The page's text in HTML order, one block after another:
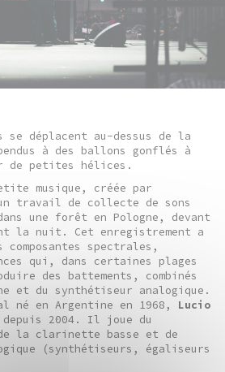
déplacent au-dessus de la
à des ballons gonflés à
de petites hélices.
musique, créée par
travail de collecte de sons
une forêt en Pologne, devant
la nuit. Cet enregistrement a
composantes spectrales,
qui, dans certaines plages
des battements, combinés
et du synthétiseur analogique.
né en Argentine en 1968, Lucio
2004. Il joue du
de la clarinette basse et de
(synthétiseurs, égaliseurs